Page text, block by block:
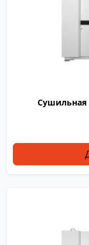
Сушильная